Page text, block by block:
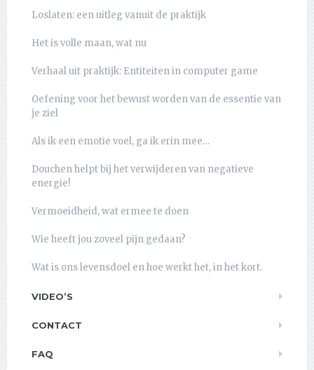
Loslaten: een uitleg vanuit de praktijk
Het is volle maan, wat nu
Verhaal uit praktijk: Entiteiten in computer game
Oefening voor het bewust worden van de essentie van
je ziel
Als ik een emotie voel, ga ik erin mee…
Douchen helpt bij het verwijderen van negatieve
energie!
Vermoeidheid, wat ermee te doen
Wie heeft jou zoveel pijn gedaan?
Wat is ons levensdoel en hoe werkt het, in het kort.
VIDEO’S
CONTACT
FAQ